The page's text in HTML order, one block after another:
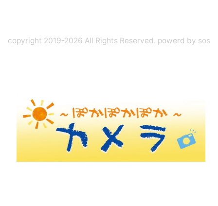
copyright 2019-2026 All Rights Reserved. powerd by sos